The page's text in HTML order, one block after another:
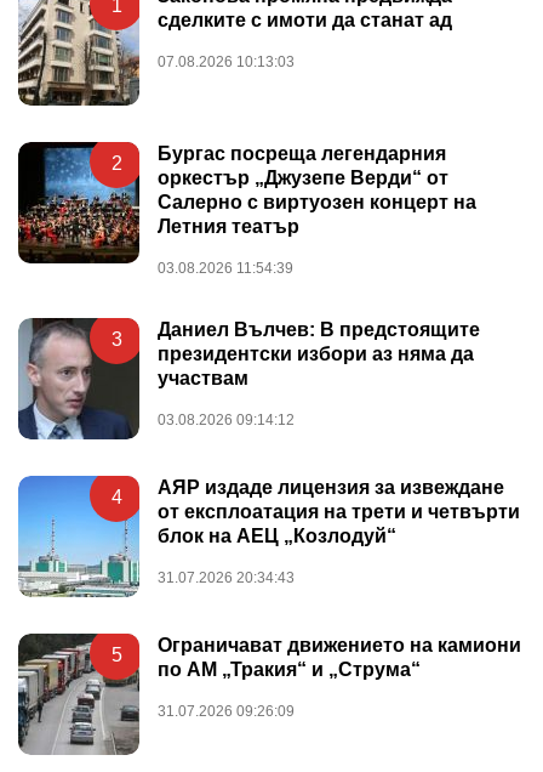
1
сделките с имоти да станат ад
07.08.2026 10:13:03
2
Бургас посреща легендарния
оркестър „Джузепе Верди“ от
Салерно с виртуозен концерт на
Летния театър
03.08.2026 11:54:39
3
Даниел Вълчев: В предстоящите
президентски избори аз няма да
участвам
03.08.2026 09:14:12
4
АЯР издаде лицензия за извеждане
от експлоатация на трети и четвърти
блок на АЕЦ „Козлодуй“
31.07.2026 20:34:43
5
Ограничават движението на камиони
по АМ „Тракия“ и „Струма“
31.07.2026 09:26:09